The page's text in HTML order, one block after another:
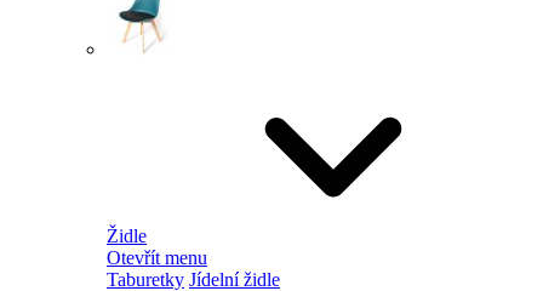
Židle
Otevřít menu
Taburetky Jídelní židle